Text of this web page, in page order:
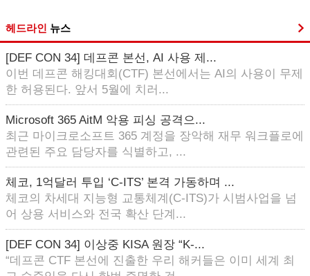
헤드라인 뉴스
[DEF CON 34] 데프콘 본선, AI 사용 제...
이번 데프콘 해킹대회(CTF) 본선에서는 AI의 사용이 무제
한 허용된다. 앞서 5월에 치러...
Microsoft 365 AitM 악용 피싱 공격으...
최근 마이크로소프트 365 계정을 장악해 재무 워크플로에
관련된 주요 담당자를 식별하고, ...
체코, 1억달러 투입 ‘C-ITS’ 본격 가동하며 ...
체코의 차세대 지능형 교통체계(C-ITS)가 시범사업을 넘
어 상용 서비스와 전국 확산 단계...
[DEF CON 34] 이상중 KISA 원장 “K-...
“데프콘 CTF 본선에 진출한 우리 해커들은 이미 세계 최